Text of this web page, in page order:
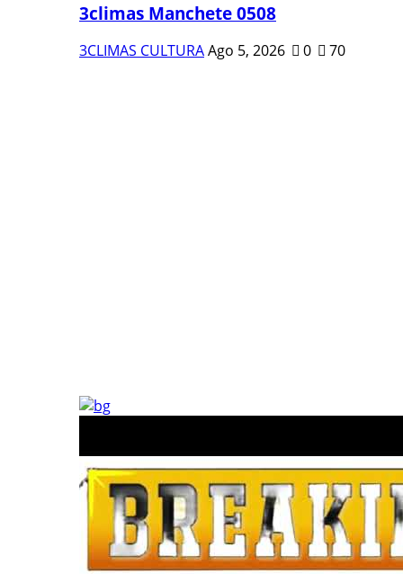
3climas Manchete 0508
3CLIMAS CULTURAAgo 5, 2026 0 70